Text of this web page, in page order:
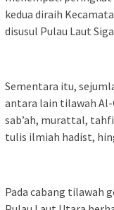
kedua diraih
disusul Pulau Laut
Sementara itu,
antara lain tilawah Al-
sab’ah, murattal,
tulis ilmiah hadist,
Pada cabang tilawah